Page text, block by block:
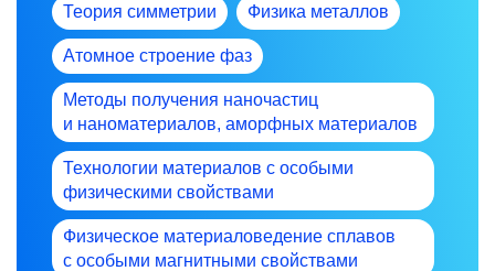
Теория симметрии Физика металлов
Атомное строение фаз
Методы получения наночастиц
и наноматериалов, аморфных материалов
Технологии материалов с особыми
физическими свойствами
Физическое материаловедение сплавов
с особыми магнитными свойствами